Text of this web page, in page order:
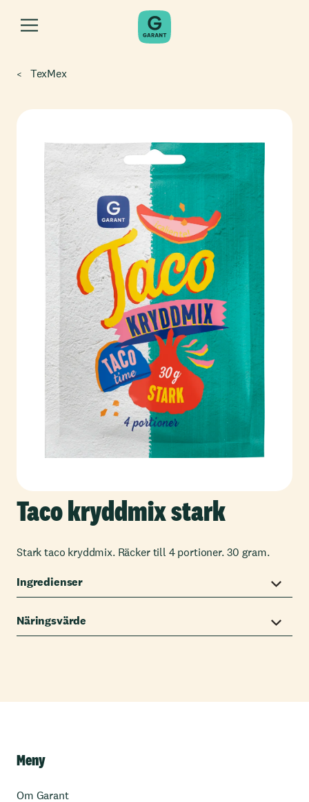
TexMex
Taco kryddmix stark
Stark taco kryddmix. Räcker till 4 portioner. 30 gram.
Ingredienser
Näringsvärde
Meny
Om Garant